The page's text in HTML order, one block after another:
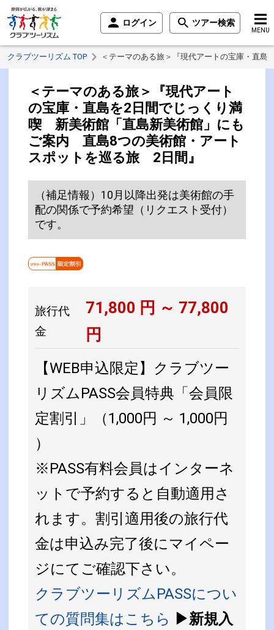
ログイン ツアー検索
MENU
クラブツーリズム TOP ＜テーマのある旅＞『現代アートの宝庫・直
＜テーマのある旅＞『現代アート
の宝庫・直島を2日間でじっくり満
喫 新美術館「直島新美術館」にも
ご案内 直島8つの美術館・アート
スポットを巡る旅 2日間』
（補足情報）10月以降出発は美術館の手
配の関係で予約希望（リクエスト受付）
です。
旅行代
金
71,800 円 ～ 77,800
円
【WEB申込限定】クラブツー
リズムPASS会員特典「会員限
定割引」（1,000円 ～ 1,000円
）
※PASS有料会員はインターネ
ットで予約すると自動適用さ
れます。割引適用後の旅行代
金は申込み完了後にマイペー
ジにてご確認下さい。
クラブツーリズムPASSについ
ての質問集はこちら ▶新規入